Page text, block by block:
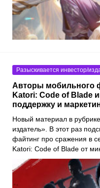
Разыскивается инвестор/
Авторы мобильного
Katori: Code of Blade
поддержку и
Новый материал в
издатель». В этот раз
файтинг про сражения в
Katori: Code of Blade от